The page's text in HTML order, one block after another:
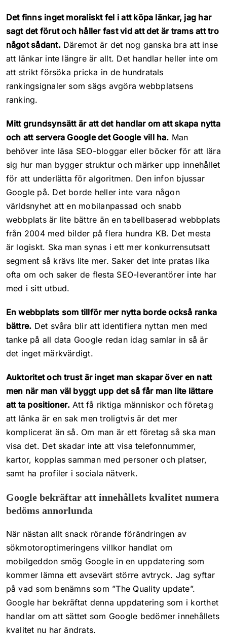
Det finns inget moraliskt fel i att köpa länkar, jag har
sagt det förut och håller fast vid att det är trams att tro
något sådant.Däremot är det nog ganska bra att inse
att länkar inte längre är allt. Det handlar heller inte om
att strikt försöka pricka in de hundratals
rankingsignaler som sägs avgöra webbplatsens
ranking.
Mitt grundsynsätt är att det handlar om att skapa nytta
och att servera Google det Google vill ha. Man
behöver inte läsa SEO-bloggar eller böcker för att lära
sig hur man bygger struktur och märker upp innehållet
för att underlätta för algoritmen. Den infon bjussar
Google på. Det borde heller inte vara någon
världsnyhet att en mobilanpassad och snabb
webbplats är lite bättre än en tabellbaserad webbplats
från 2004 med bilder på flera hundra KB. Det mesta
är logiskt. Ska man synas i ett mer konkurrensutsatt
segment så krävs lite mer. Saker det inte pratas lika
ofta om och saker de flesta SEO-leverantörer inte har
med i sitt utbud.
En webbplats som tillför mer nytta borde också ranka
bättre. Det svåra blir att identifiera nyttan men med
tanke på all data Google redan idag samlar in så är
det inget märkvärdigt.
Auktoritet och trust är inget man skapar över en natt
men när man väl byggt upp det så får man lite lättare
att ta positioner.Att få riktiga människor och företag
att länka är en sak men troligtvis är det mer
komplicerat än så. Om man är ett företag så ska man
visa det. Det skadar inte att visa telefonnummer,
kartor, kopplas samman med personer och platser,
samt ha profiler i sociala nätverk.
Google bekräftar att innehållets kvalitet numera
bedöms annorlunda
När nästan allt snack rörande förändringen av
sökmotoroptimeringens villkor handlat om
mobilgeddon smög Google in en uppdatering som
kommer lämna ett avsevärt större avtryck. Jag syftar
på vad som benämns som ”The Quality update”.
Google har bekräftat denna uppdatering som i korthet
handlar om att sättet som Google bedömer innehållets
kvalitet nu har ändrats.